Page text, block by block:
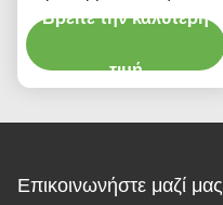
περιβάλλον
Βρείτε την καλύτερη
τιμή
Επικοινωνήστε μαζί μας